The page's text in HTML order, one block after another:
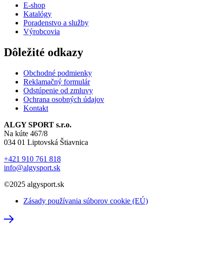
E-shop
Katalógy
Poradenstvo a služby
Výrobcovia
Dôležité odkazy
Obchodné podmienky
Reklamačný formulár
Odstúpenie od zmluvy
Ochrana osobných údajov
Kontakt
ALGY SPORT s.r.o.
Na kúte 467/8
034 01 Liptovská Štiavnica
+421 910 761 818
info@algysport.sk
©2025 algysport.sk
Zásady používania súborov cookie (EÚ)